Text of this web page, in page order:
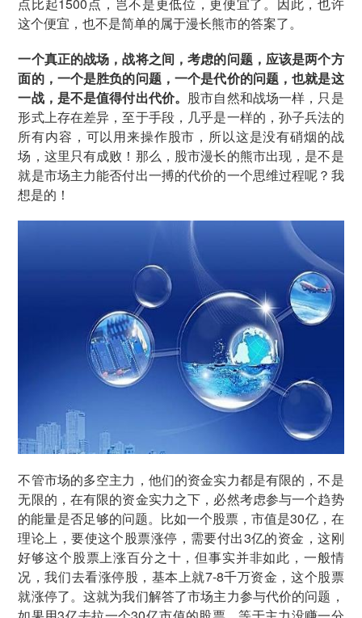
这个便宜，也不是简单的属于漫长熊市的答案了。
一个真正的战场，战将之间，考虑的问题，应该是两个方
面的，一个是胜负的问题，一个是代价的问题，也就是这
一战，是不是值得付出代价。 股市自然和战场一样，只是
形式上存在差异，至于手段，几乎是一样的，孙子兵法的
所有内容，可以用来操作股市，所以这是没有硝烟的战
场，这里只有成败！那么，股市漫长的熊市出现，是不是
就是市场主力能否付出一搏的代价的一个思维过程呢？我
想是的！
不管市场的多空主力，他们的资金实力都是有限的，不是
无限的，在有限的资金实力之下，必然考虑参与一个趋势
的能量是否足够的问题。比如一个股票，市值是30亿，在
理论上，要使这个股票涨停，需要付出3亿的资金，这刚
好够这个股票上涨百分之十，但事实并非如此，一般情
况，我们去看涨停股，基本上就7-8千万资金，这个股票
就涨停了。这就为我们解答了市场主力参与代价的问题，